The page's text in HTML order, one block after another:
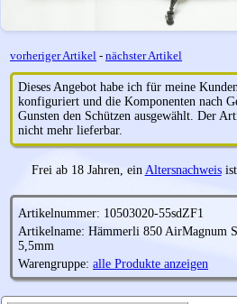
vorheriger Artikel - nächster Artikel
Dieses Angebot habe ich für meine
konfiguriert und die Komponenten nach
Gunsten den Schützen ausgewählt. Der
nicht mehr lieferbar.
Frei ab 18 Jahren, ein Altersnachweisist
Artikelnummer: 10503020-55sdZF1
Artikelname: Hämmerli 850 AirMagnum
5,5mm
Warengruppe: alle Produkte anzeigen